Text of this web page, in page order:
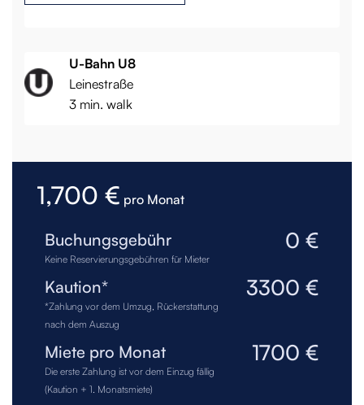
U-Bahn U8
Leinestraße
3 min. walk
1,700 € pro Monat
Buchungsgebühr 0 €
Keine Reservierungsgebühren für Mieter
Kaution* 3300 €
*Zahlung vor dem Umzug, Rückerstattung
nach dem Auszug
Miete pro Monat 1700 €
Die erste Zahlung ist vor dem Einzug fällig
(Kaution + 1. Monatsmiete)